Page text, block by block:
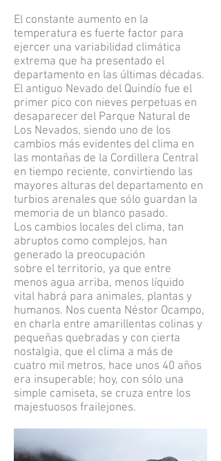
El constante aumento en la
temperatura es fuerte factor para
ejercer una variabilidad climática
extrema que ha presentado el
departamento en las últimas décadas.
El antiguo Nevado del Quindío fue el
primer pico con nieves perpetuas en
desaparecer del Parque Natural de
Los Nevados, siendo uno de los
cambios más evidentes del clima en
las montañas de la Cordillera Central
en tiempo reciente, convirtiendo las
mayores alturas del departamento en
turbios arenales que sólo guardan la
memoria de un blanco pasado.
Los cambios locales del clima, tan
abruptos como complejos, han
generado la preocupación
sobre el territorio, ya que entre
menos agua arriba, menos líquido
vital habrá para animales, plantas y
humanos. Nos cuenta Néstor Ocampo,
en charla entre amarillentas colinas y
pequeñas quebradas y con cierta
nostalgia, que el clima a más de
cuatro mil metros, hace unos 40 años
era insuperable; hoy, con sólo una
simple camiseta, se cruza entre los
majestuosos frailejones.